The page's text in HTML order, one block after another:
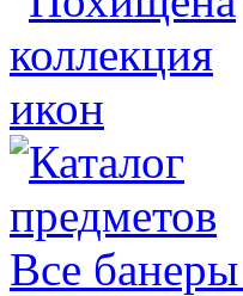
Все банеры